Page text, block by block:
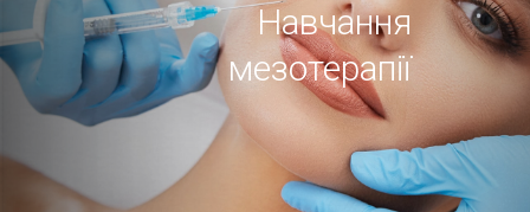
Навчання
мезотерапії